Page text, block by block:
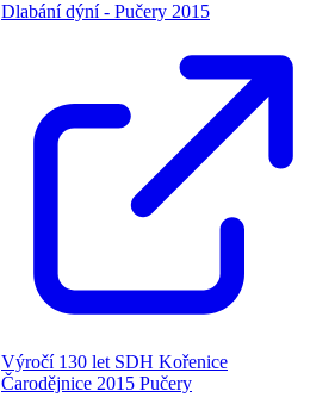
Dlabání dýní - Pučery 2015
Výročí 130 let SDH Kořenice
Čarodějnice 2015 Pučery